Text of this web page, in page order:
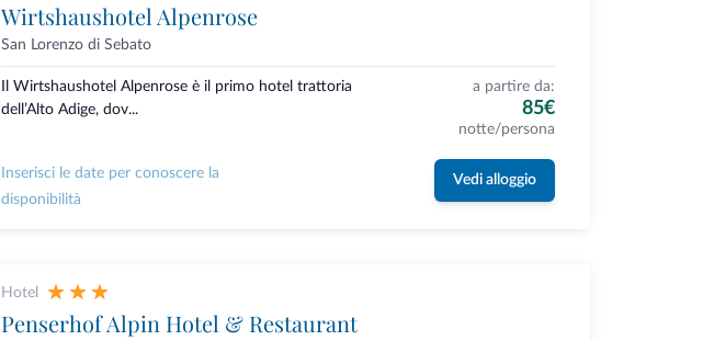
Wirtshaushotel Alpenrose
San Lorenzo di Sebato
Il Wirtshaushotel Alpenrose è il primo hotel trattoria
dell’Alto Adige, dov...
a partire da:
85€
notte/persona
Inserisci le date per conoscere la
disponibilità
Vedi alloggio
Hotel
Penserhof Alpin Hotel & Restaurant